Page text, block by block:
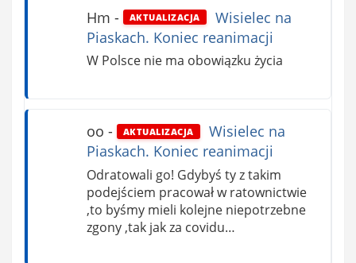
Hm - AKTUALIZACJA
Wisielec na
Piaskach. Koniec reanimacji
W Polsce nie ma obowiązku życia
oo - AKTUALIZACJA
Wisielec na
Piaskach. Koniec reanimacji
Odratowali go! Gdybyś ty z takim
podejściem pracował w ratownictwie
,to byśmy mieli kolejne niepotrzebne
zgony ,tak jak za covidu…